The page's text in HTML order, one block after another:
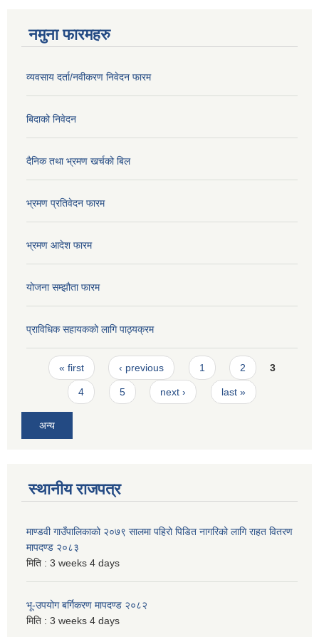
नमुना फारमहरु
व्यवसाय दर्ता/नवीकरण निवेदन फारम
बिदाको निवेदन
दैनिक तथा भ्रमण खर्चको बिल
भ्रमण प्रतिवेदन फारम
भ्रमण आदेश फारम
योजना सम्झौता फारम
प्राविधिक सहायकको लागि पाठ्यक्रम
Pages
« first ‹ previous 1 2 3
4 5 next › last »
अन्य
स्थानीय राजपत्र
माण्डवी गाउँपालिकाको २०७९ सालमा पहिरो पिडित नागरिको लागि राहत वितरण
मापदण्ड २०८३
मिति : 3 weeks 4 days
भू-उपयोग बर्गिकरण मापदण्ड २०८२
मिति : 3 weeks 4 days